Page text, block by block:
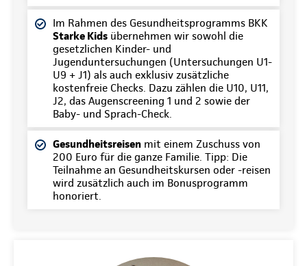
Im Rahmen des Gesundheitsprogramms BKK
Starke Kids übernehmen wir sowohl die
gesetzlichen Kinder- und
Jugenduntersuchungen (Untersuchungen U1-
U9 + J1) als auch exklusiv zusätzliche
kostenfreie Checks. Dazu zählen die U10, U11,
J2, das Augenscreening 1 und 2 sowie der
Baby- und Sprach-Check.
Gesundheitsreisen mit einem Zuschuss von
200 Euro für die ganze Familie. Tipp: Die
Teilnahme an Gesundheitskursen oder -reisen
wird zusätzlich auch im Bonusprogramm
honoriert.